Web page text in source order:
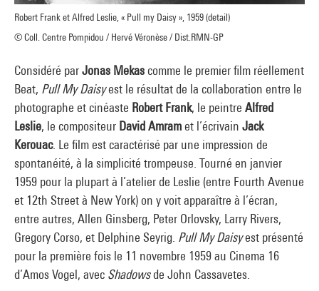
Robert Frank et Alfred Leslie, « Pull my Daisy », 1959 (detail)
© Coll. Centre Pompidou / Hervé Véronèse / Dist.RMN-GP
Considéré parJonas Mekascomme le premier film réellement
Beat, Pull My Daisyest le résultat de la collaboration entre le
photographe et cinéaste Robert Frank, le peintre Alfred
Leslie, le compositeur David Amramet l’écrivain Jack
Kerouac. Le film est caractérisé par une impression de
spontanéité, à la simplicité trompeuse. Tourné en janvier
1959 pour la plupart à l’atelier de Leslie (entre Fourth Avenue
et 12th Street à New York) on y voit apparaître à l’écran,
entre autres, Allen Ginsberg, Peter Orlovsky, Larry Rivers,
Gregory Corso, et Delphine Seyrig. Pull My Daisyest présenté
pour la première fois le 11 novembre 1959 au Cinema 16
d’Amos Vogel, avec Shadowsde John Cassavetes.